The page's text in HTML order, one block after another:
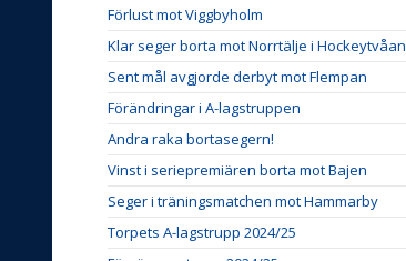
Förlust mot Viggbyholm
Klar seger borta mot Norrtälje i Hockeytvåan
Sent mål avgjorde derbyt mot Flempan
Förändringar i A-lagstruppen
Andra raka bortasegern!
Vinst i seriepremiären borta mot Bajen
Seger i träningsmatchen mot Hammarby
Torpets A-lagstrupp 2024/25